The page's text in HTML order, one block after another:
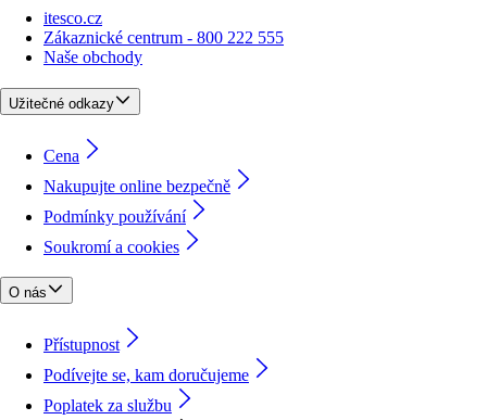
itesco.cz
Zákaznické centrum - 800 222 555
Naše obchody
Užitečné odkazy
Cena
Nakupujte online bezpečně
Podmínky používání
Soukromí a cookies
O nás
Přístupnost
Podívejte se, kam doručujeme
Poplatek za službu